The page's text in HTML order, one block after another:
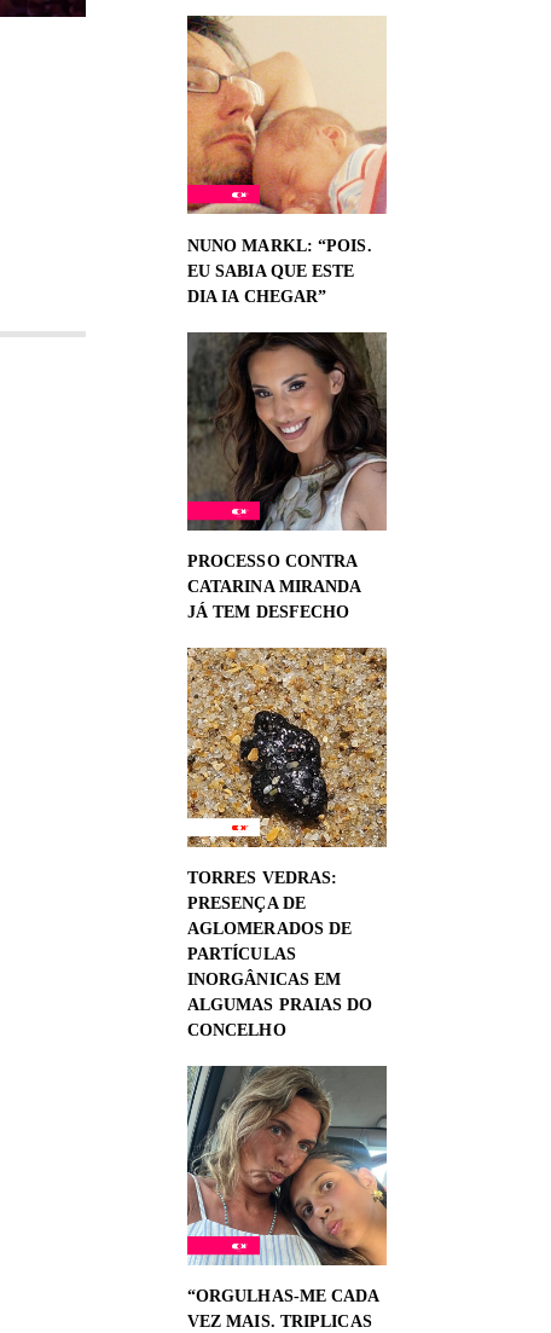
NUNO MARKL: “POIS.
EU SABIA QUE ESTE
DIA IA CHEGAR”
PROCESSO CONTRA
CATARINA MIRANDA
JÁ TEM DESFECHO
TORRES VEDRAS:
PRESENÇA DE
AGLOMERADOS DE
PARTÍCULAS
INORGÂNICAS EM
ALGUMAS PRAIAS DO
CONCELHO
“ORGULHAS-ME CADA
VEZ MAIS. TRIPLICAS